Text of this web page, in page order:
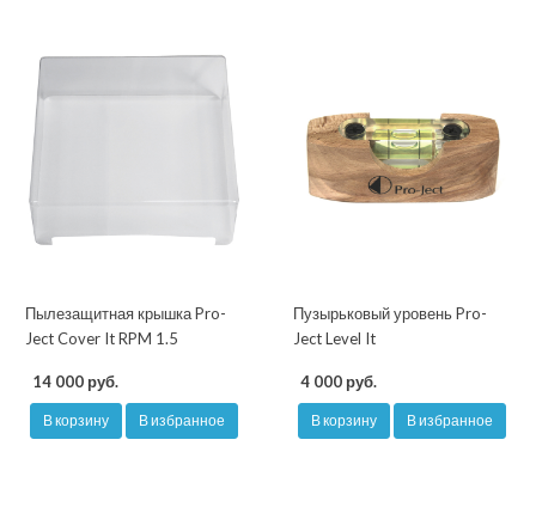
Пылезащитная крышка Pro-
Ject Cover It RPM 1.5
14 000 руб.
В корзину В избранное
Пузырьковый уровень Pro-
Ject Level It
4 000 руб.
В корзину В избранное